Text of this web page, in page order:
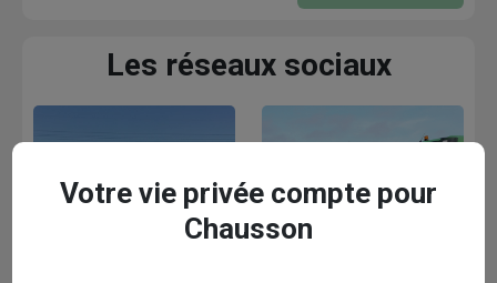
Les réseaux sociaux
Votre vie privée compte pour
Chausson